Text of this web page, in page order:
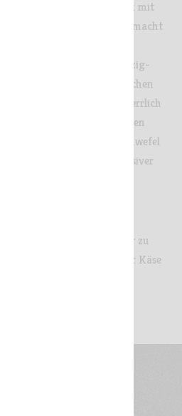
und Gewürzen (Speck mit
ausdrucksstark und macht
sich der Wein frisch, würzig-
mit Noten von frischen
äußerst ausgewogener, herrlich
gut eingebundenen
Zusatzes von Schwefel
geschmacksintensiver
insbesondere
, oder zu
Auberginenbrot oder Käse